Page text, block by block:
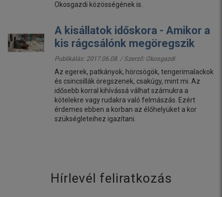
Okosgazdi közösségének is.
A kisállatok időskora - Amikor a
kis rágcsálónk megöregszik
Publikálás: 2017.06.08. / Szerző: Okosgazdi
Az egerek, patkányok, hörcsögök, tengerimalackok
és csincsillák öregszenek, csakúgy, mint mi. Az
idősebb korral kihívássá válhat számukra a
kötelekre vagy rudakra való felmászás. Ezért
érdemes ebben a korban az élőhelyüket a kor
szükségleteihez igazítani.
Hírlevél feliratkozás